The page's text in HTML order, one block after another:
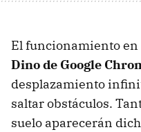
El funcionamiento en
Dino de Google
desplazamiento
saltar obstáculos.
suelo aparecerán